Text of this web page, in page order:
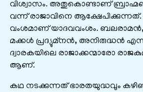
വിശ്വാസം. അതുകൊണ്ടാണ്‌
വന്ന് രാജാവിനെ ആക്ഷേപിക്കുന്നത്‌.
വംശമാണ്‌ യാദവവംശം.
മക്കള്‍ പ്രദ്യുമ്നന്‍, അനിരുദ്ധന്‍
ദ്വാരകയിലെ രാജാക്കന്മാരോ
ആണ്‌.
കഥ നടക്കുന്നത്‌ ഭാരതയുദ്ധവും